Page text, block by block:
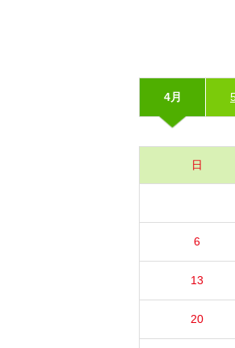
4月
日
6
13
20